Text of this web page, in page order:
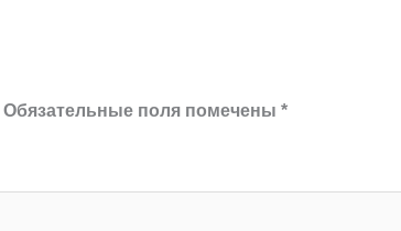
Обязательные поля помечены *